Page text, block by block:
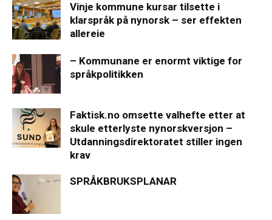
Vinje kommune kursar tilsette i
klarspråk på nynorsk – ser effekten
allereie
– Kommunane er enormt viktige for
språkpolitikken
Faktisk.no omsette valhefte etter at
skule etterlyste nynorskversjon –
Utdanningsdirektoratet stiller ingen
krav
SPRÅKBRUKSPLANAR